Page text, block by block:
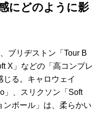
にどのように影
ブリヂストン「Tour B
X」などの「高コンプレ
る。キャロウェイ
」、スリクソン「Soft
ンボール」は、柔らかい